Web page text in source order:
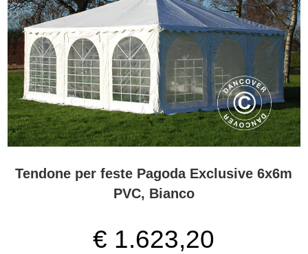
Tendone per feste Pagoda Exclusive 6x6m
PVC, Bianco
€ 1.623,20